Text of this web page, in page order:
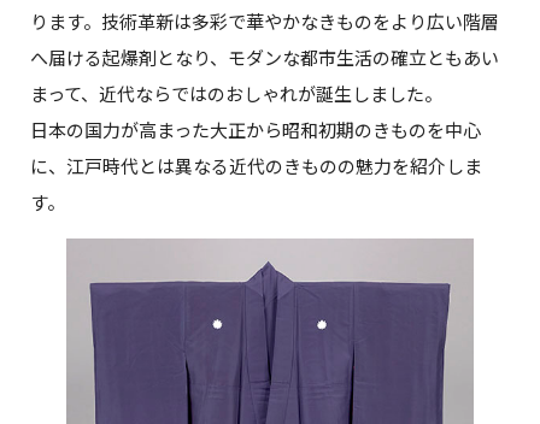
ります。技術革新は多彩で華やかなきものをより広い階層
へ届ける起爆剤となり、モダンな都市生活の確立ともあい
まって、近代ならではのおしゃれが誕生しました。
日本の国力が高まった大正から昭和初期のきものを中心
に、江戸時代とは異なる近代のきものの魅力を紹介しま
す。